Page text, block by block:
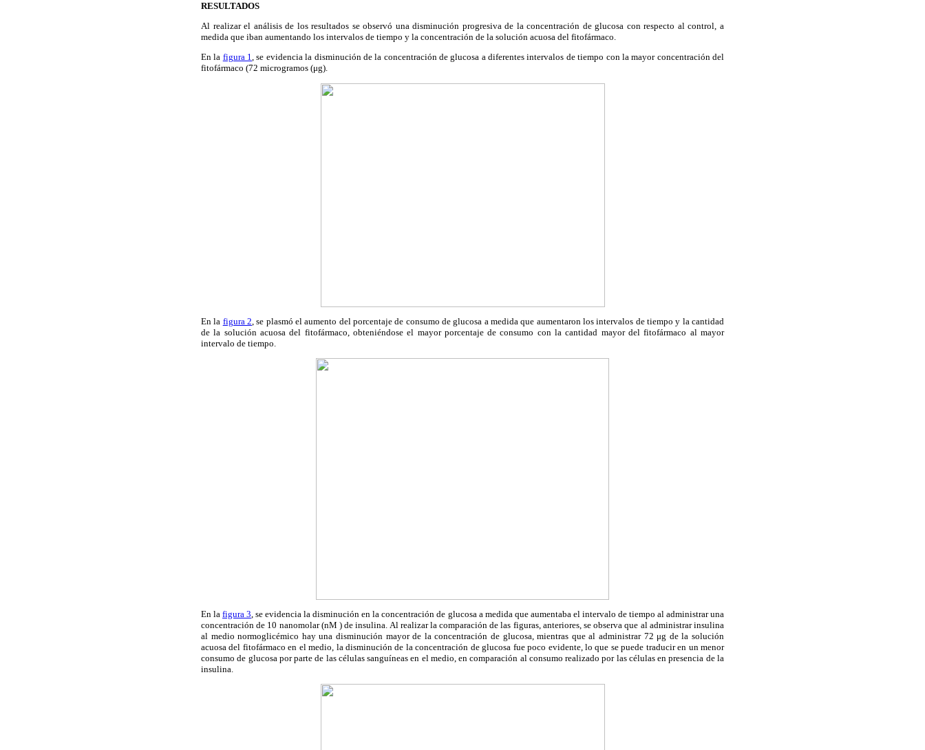
RESULTADOS
Al realizar el análisis de los resultados se observó una disminución progresiva de la concentración de glucosa con respecto al control, a
medida que iban aumentando los intervalos de tiempo y la concentración de la solución acuosa del fitofármaco.
En la figura 1, se evidencia la disminución de la concentración de glucosa a diferentes intervalos de tiempo con la mayor concentración del
fitofármaco (72 microgramos (μg).
En la figura 2 , se plasmó el aumento del porcentaje de consumo de glucosa a medida que aumentaron los intervalos de tiempo y la cantidad
de la solución acuosa del fitofármaco, obteniéndose el mayor porcentaje de consumo con la cantidad mayor del fitofármaco al mayor
intervalo de tiempo.
En lafigura 3, se evidencia la disminución en la concentración de glucosa a medida que aumentaba el intervalo de tiempo al administrar una
concentración de 10 nanomolar (nM ) de insulina. Al realizar la comparación de las figuras, anteriores, se observa que al administrar insulina
al medio normoglicémico hay una disminución mayor de la concentración de glucosa, mientras que al administrar 72 μg de la solución
acuosa del fitofármaco en el medio, la disminución de la concentración de glucosa fue poco evidente, lo que se puede traducir en un menor
consumo de glucosa por parte de las células sanguíneas en el medio, en comparación al consumo realizado por las células en presencia de la
insulina.